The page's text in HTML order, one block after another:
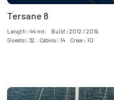
Tersane 8
Length : 44 mt. Build : 2012 / 2019
Guests : 32 Cabins : 14 Crew : 10